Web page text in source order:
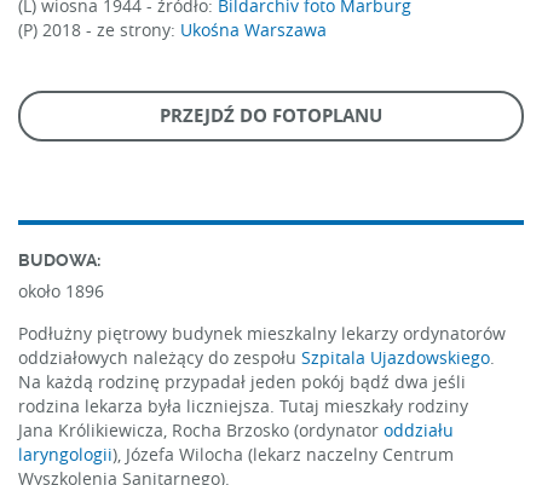
(L) wiosna 1944 - źródło: Bildarchiv foto Marburg
(P) 2018 - ze strony: Ukośna Warszawa
PRZEJDŹ DO FOTOPLANU
BUDOWA:
około 1896
Podłużny piętrowy budynek mieszkalny lekarzy ordynatorów
oddziałowych należący do zespołu Szpitala Ujazdowskiego
Na każdą rodzinę przypadał jeden pokój bądź dwa jeśli
rodzina lekarza była liczniejsza. Tutaj mieszkały rodziny
Jana Królikiewicza, Rocha Brzosko (ordynator oddziału
laryngologii), Józefa Wilocha (lekarz naczelny Centrum
Wyszkolenia Sanitarnego).